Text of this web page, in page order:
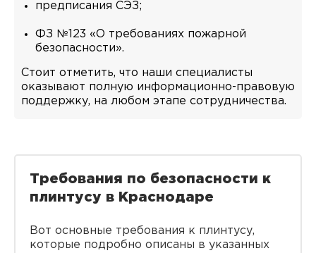
предписания СЭЗ;
ФЗ №123 «О требованиях пожарной
безопасности».
Стоит отметить, что наши специалисты
оказывают полную информационно-правовую
поддержку, на любом этапе сотрудничества.
Требования по безопасности к
плинтусу в Краснодаре
Вот основные требования к плинтусу,
которые подробно описаны в указанных